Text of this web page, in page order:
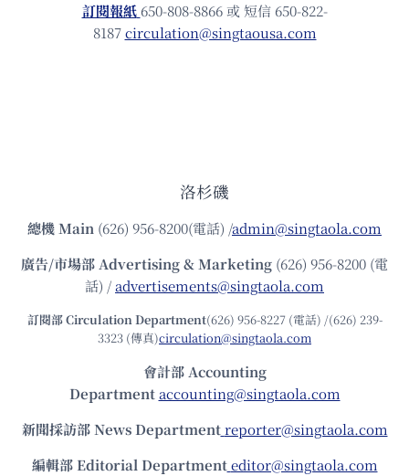
訂閱報紙 650-808-8866 或 短信 650-822-
8187circulation@singtaousa.com
洛杉磯
總機Main (626) 956-8200(電話) /admin@singtaola.com
廣告/市場部Advertising & Marketing (626) 956-8200 (電
話) /advertisements@singtaola.com
訂閱部 Circulation Department(626) 956-8227 (電話) /(626) 239-
3323 (傳真)circulation@singtaola.com
會計部 Accounting
Department accounting@singtaola.com
新聞採訪部 News Department reporter@singtaola.com
編輯部 Editorial Department editor@singtaola.com